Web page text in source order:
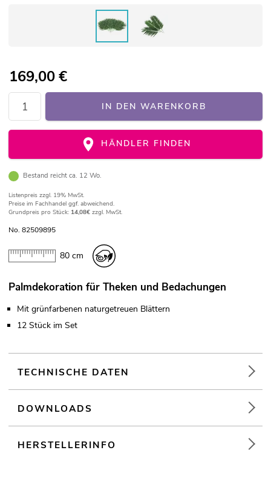
169,00€
IN DEN WARENKORB
HÄNDLER FINDEN
Bestand reicht ca. 12 Wo.
Listenpreis zzgl. 19% MwSt.
Preise im Fachhandel ggf. abweichend.
Grundpreis pro Stück: 14,08€ zzgl. MwSt.
No. 82509895
80 cm
Palmdekoration für Theken und Bedachungen
Mit grünfarbenen naturgetreuen Blättern
12 Stück im Set
TECHNISCHE DATEN
DOWNLOADS
HERSTELLERINFO